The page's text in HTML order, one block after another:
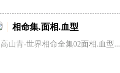
相命集.面相.血型
高山青-世界相命全集02面相.血型...